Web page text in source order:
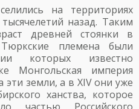
на территориях
назад. Таким
древней стоянки в
племена были
которых известно
Монгольская империя
эти земли, а в XIV они уже
ханства, которое